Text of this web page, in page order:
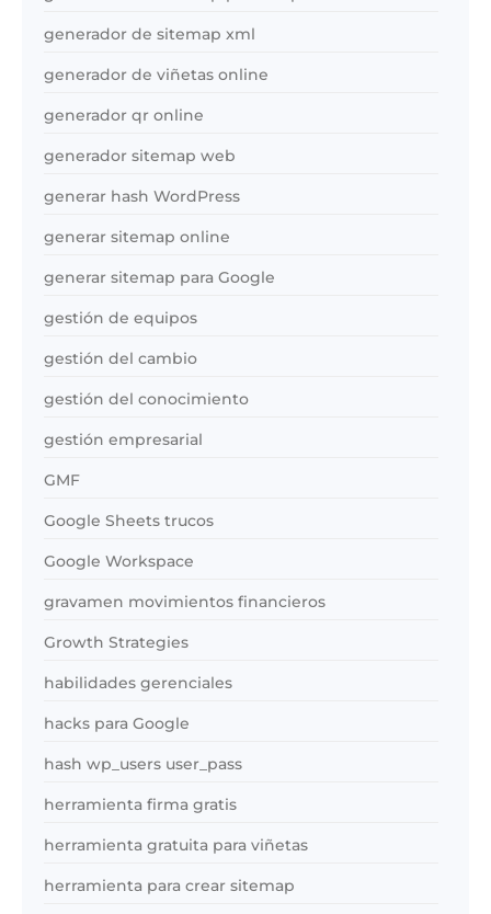
generador de sitemap xml
generador de viñetas online
generador qr online
generador sitemap web
generar hash WordPress
generar sitemap online
generar sitemap para Google
gestión de equipos
gestión del cambio
gestión del conocimiento
gestión empresarial
GMF
Google Sheets trucos
Google Workspace
gravamen movimientos financieros
Growth Strategies
habilidades gerenciales
hacks para Google
hash wp_users user_pass
herramienta firma gratis
herramienta gratuita para viñetas
herramienta para crear sitemap